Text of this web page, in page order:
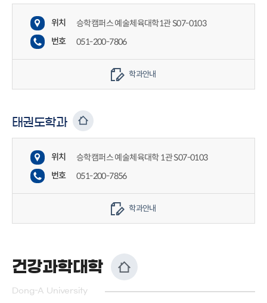
위치
승학캠퍼스 예술체육대학1관 S07-0103
번호
051-200-7806
학과안내
태권도학과
위치
승학캠퍼스 예술체육대학 1관 S07-0103
번호
051-200-7856
학과안내
건강과학대학
Dong-A University